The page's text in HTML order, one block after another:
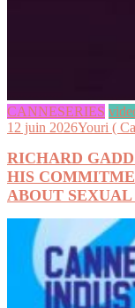
CANNESERIES
12 juin 2026Youri (
RICHARD
HIS
ABOUT